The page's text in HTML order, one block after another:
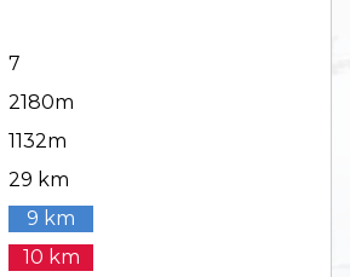
7
2180m
1132m
29 km
9 km
10 km